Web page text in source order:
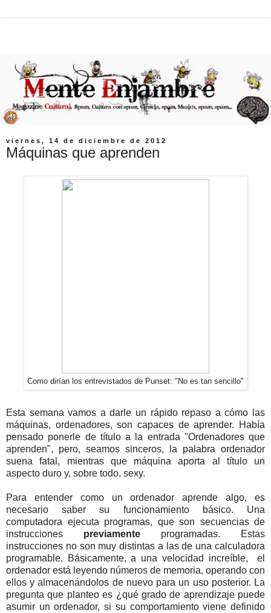
viernes, 14 de diciembre de 2012
Máquinas que aprenden
Como dirían los entrevistados de Punset: "No es tan sencillo"
Esta semana vamos a darle un rápido repaso a cómo las
máquinas, ordenadores, son capaces de aprender. Había
pensado ponerle de título a la entrada "Ordenadores que
aprenden", pero, seamos sinceros, la palabra ordenador
suena fatal, mientras que máquina aporta al título un
aspecto duro y, sobre todo, sexy.
Para entender como un ordenador aprende algo, es
necesario saber su funcionamiento básico. Una
computadora ejecuta programas, que son secuencias de
instrucciones previamente programadas. Estas
instrucciones no son muy distintas a las de una calculadora
programable. Básicamente, a una velocidad increíble, el
ordenador está leyendo números de memoria, operando con
ellos y almacenándolos de nuevo para un uso posterior. La
pregunta que planteo es ¿qué grado de aprendizaje puede
asumir un ordenador, si su comportamiento viene definido